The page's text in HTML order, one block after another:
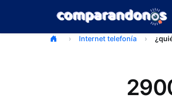
Internet telefonía